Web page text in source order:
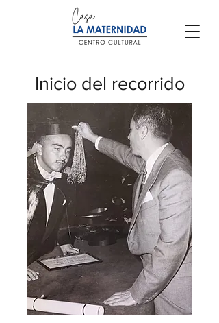
Inicio del recorrido